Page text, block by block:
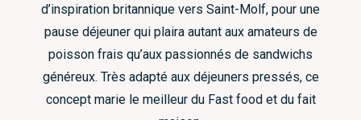
d’inspiration britannique vers Saint-Molf, pour une
pause déjeuner qui plaira autant aux amateurs de
poisson frais qu’aux passionnés de sandwichs
généreux. Très adapté aux déjeuners pressés, ce
concept marie le meilleur du Fast food et du fait